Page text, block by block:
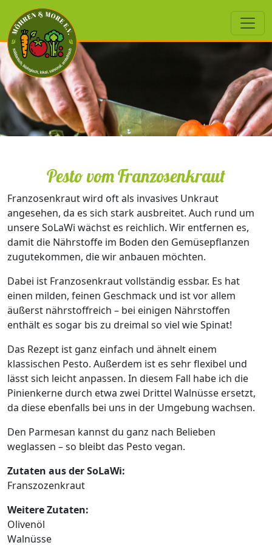
Pesto vom Franzosenkraut
Franzosenkraut wird oft als invasives Unkraut
angesehen, da es sich stark ausbreitet. Auch rund um
unsere SoLaWi wächst es reichlich. Wir entfernen es,
damit die Nährstoffe im Boden den Gemüsepflanzen
zugutekommen, die wir anbauen möchten.
Dabei ist Franzosenkraut vollständig essbar. Es hat
einen milden, feinen Geschmack und ist vor allem
äußerst nährstoffreich – bei einigen Nährstoffen
enthält es sogar bis zu dreimal so viel wie Spinat!
Das Rezept ist ganz einfach und ähnelt einem
klassischen Pesto. Außerdem ist es sehr flexibel und
lässt sich leicht anpassen. In diesem Fall habe ich die
Pinienkerne durch etwa zwei Drittel Walnüsse ersetzt,
da diese ebenfalls bei uns in der Umgebung wachsen.
Den Parmesan kannst du ganz nach Belieben
weglassen – so bleibt das Pesto vegan.
Zutaten aus der SoLaWi:
Franszozenkraut
Weitere Zutaten:
Olivenöl
Walnüsse